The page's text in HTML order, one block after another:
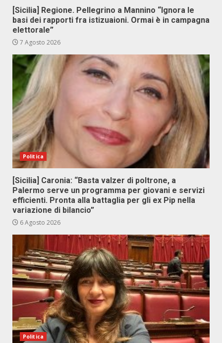
[Sicilia] Regione. Pellegrino a Mannino “Ignora le
basi dei rapporti fra istizuaioni. Ormai è in campagna
elettorale”
7 Agosto 2026
Politica
[Sicilia] Caronia: “Basta valzer di poltrone, a
Palermo serve un programma per giovani e servizi
efficienti. Pronta alla battaglia per gli ex Pip nella
variazione di bilancio”
6 Agosto 2026
Politica